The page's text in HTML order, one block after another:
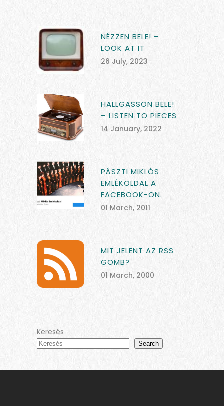
NÉZZEN BELE! –
LOOK AT IT
26 July, 2023
HALLGASSON BELE!
– LISTEN TO PIECES
14 January, 2022
PÁSZTI MIKLÓS
EMLÉKOLDAL A
FACEBOOK-ON.
01 March, 2011
MIT JELENT AZ RSS
GOMB?
01 March, 2000
Keresés
Search